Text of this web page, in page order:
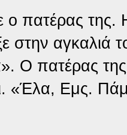
πατέρας της.
στην αγκαλιά
Ο πατέρας της
«Έλα, Εμς.